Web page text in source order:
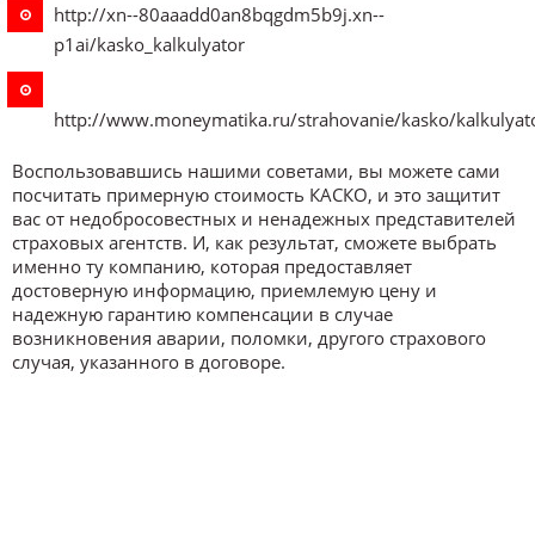
http://xn--80aaadd0an8bqgdm5b9j.xn--
p1ai/kasko_kalkulyator
http://www.moneymatika.ru/strahovanie/kasko/
Воспользовавшись нашими советами, вы можете сами
посчитать примерную стоимость КАСКО, и это защитит
вас от недобросовестных и ненадежных представителей
страховых агентств. И, как результат, сможете выбрать
именно ту компанию, которая предоставляет
достоверную информацию, приемлемую цену и
надежную гарантию компенсации в случае
возникновения аварии, поломки, другого страхового
случая, указанного в договоре.